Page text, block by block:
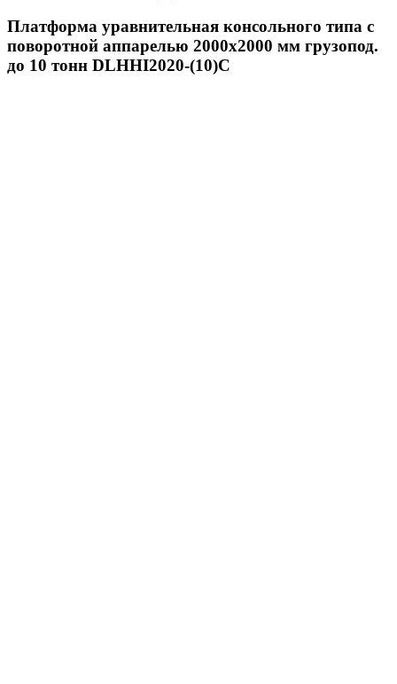
Платформа уравнительная консольного типа с
поворотной аппарелью 2000х2000 мм грузопод.
до 10 тонн DLHHI2020-(10)C